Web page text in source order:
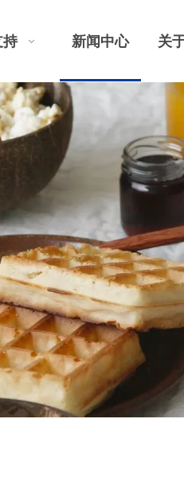
新闻中心 关